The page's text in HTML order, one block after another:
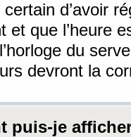
d’avoir
et que l’heure
du
devront la
puis-je